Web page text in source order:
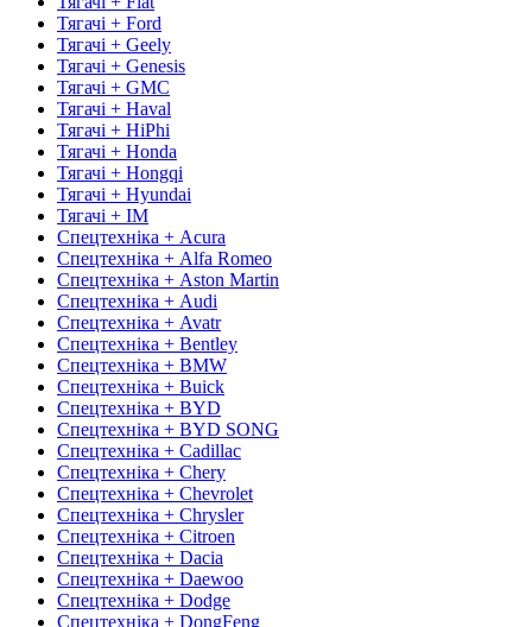
Тягачі + Ford
Тягачі + Geely
Тягачі + Genesis
Тягачі + GMC
Тягачі + Haval
Тягачі + HiPhi
Тягачі + Honda
Тягачі + Hongqi
Тягачі + Hyundai
Тягачі + IM
Спецтехніка + Acura
Спецтехніка + Alfa Romeo
Спецтехніка + Aston Martin
Спецтехніка + Audi
Спецтехніка + Avatr
Спецтехніка + Bentley
Спецтехніка + BMW
Спецтехніка + Buick
Спецтехніка + BYD
Спецтехніка + BYD SONG
Спецтехніка + Cadillac
Спецтехніка + Chery
Спецтехніка + Chevrolet
Спецтехніка + Chrysler
Спецтехніка + Citroen
Спецтехніка + Dacia
Спецтехніка + Daewoo
Спецтехніка + Dodge
Спецтехніка + DongFeng